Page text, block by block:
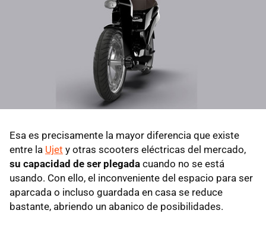
Esa es precisamente la mayor diferencia que existe
entre la Ujet y otras scooters eléctricas del mercado,
su capacidad de ser plegada cuando no se está
usando. Con ello, el inconveniente del espacio para ser
aparcada o incluso guardada en casa se reduce
bastante, abriendo un abanico de posibilidades.